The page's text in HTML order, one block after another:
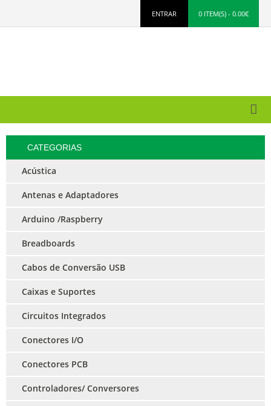
ENTRAR 0 ITEM(S) - 0.00€
CATEGORIAS
Acústica
Antenas e Adaptadores
Arduino /Raspberry
Breadboards
Cabos de Conversão USB
Caixas e Suportes
Circuitos Integrados
Conectores I/O
Conectores PCB
Controladores/ Conversores